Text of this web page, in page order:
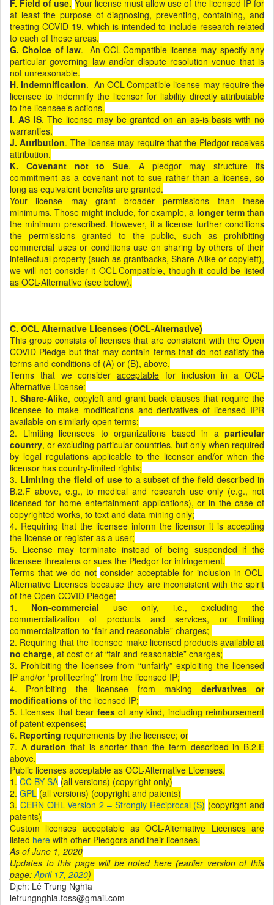
F. Field of use. Your license must allow use of the licensed IP for
at least the purpose of diagnosing, preventing, containing, and
treating COVID-19, which is intended to include research related
to each of these areas.
G.Choice of law. An OCL-Compatible license may specify any
particular governing law and/or dispute resolution venue that is
not unreasonable.
H.Indemnification. An OCL-Compatible license may require the
licensee to indemnify the licensor for liability directly attributable
to the licensee’s actions.
I. ASIS. The license may be granted on an as-is basis with no
warranties.
J.Attribution. The license may require that the Pledgor receives
attribution.
K. Covenant not to Sue. A pledgor may structure its
commitment as a covenant not to sue rather than a license, so
long as equivalent benefits are granted.
Your license may grant broader permissions than these
minimums. Those might include, for example, a longer term than
the minimum prescribed. However, if a license further conditions
the permissions granted to the public, such as prohibiting
commercial uses or conditions use on sharing by others of their
intellectual property (such as grantbacks, Share-Alike or copyleft),
we will not consider it OCL-Compatible, though it could be listed
as OCL-Alternative (see below).
C. OCL Alternative Licenses (OCL-Alternative)
This group consists of licenses that are consistent with the Open
COVID Pledge but that may contain terms that do not satisfy the
terms and conditions of (A) or (B), above.
Terms that we consideracceptable for inclusion in a OCL-
Alternative License:
1.Share-Alike, copyleft and grant back clauses that require the
licensee to make modifications and derivatives of licensed IPR
available on similarly open terms;
2. Limiting licensees to organizations based in a particular
country, or excluding particular countries, but only when required
by legal regulations applicable to the licensor and/or when the
licensor has country-limited rights;
3. Limiting the field of use to a subset of the field described in
B.2.F above, e.g., to medical and research use only (e.g., not
licensed for home entertainment applications), or in the case of
copyrighted works, to text and data mining only;
4. Requiring that the licensee inform the licensor it is accepting
the license or register as a user;
5. License may terminate instead of being suspended if the
licensee threatens or sues the Pledgor for infringement.
Terms that we do not consider acceptable for inclusion in OCL-
Alternative Licenses because they are inconsistent with the spirit
of the Open COVID Pledge:
1. Non-commercial
use only, i.e., excluding the
commercialization of products and services, or limiting
commercialization to “fair and reasonable” charges;
2. Requiring that the licensee make licensed products available at
no charge, at cost or at “fair and reasonable” charges;
3. Prohibiting the licensee from “unfairly” exploiting the licensed
IP and/or “profiteering” from the licensed IP;
4. Prohibiting the licensee from making derivatives or
modifications of the licensed IP;
5. Licenses that bear fees of any kind, including reimbursement
of patent expenses;
6. Reporting requirements by the licensee; or
7. Aduration that is shorter than the term described in B.2.E
above.
Public licenses acceptable as OCL-Alternative Licenses.
1. CC BY-SA (all versions) (copyright only)
2. GPL (all versions) (copyright and patents)
3. CERN OHL Version 2 – Strongly Reciprocal (S) (copyright and
patents)
Custom licenses acceptable as OCL-Alternative Licenses are
listed here with other Pledgors and their licenses.
As of June 1, 2020
Updates to this page will be noted here (earlier version of this
page:April 17, 2020)
Dịch: Lê Trung Nghĩa
letrungnghia.foss@gmail.com